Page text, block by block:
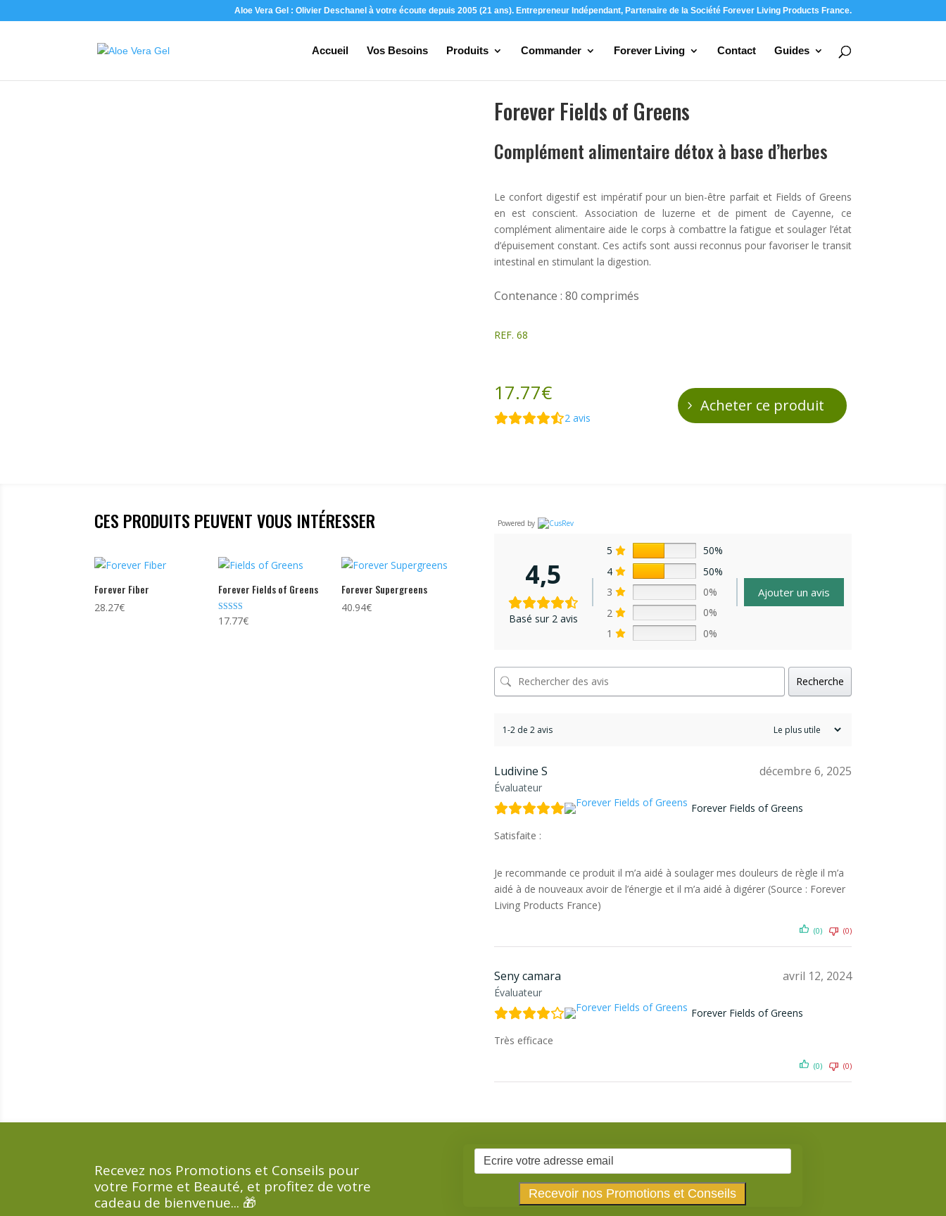
Aloe Vera Gel : Olivier Deschanel à votre écoute depuis 2005 (21 ans). Entrepreneur Indépendant, Partenaire de la Société Forever Living Products France.
Accueil Vos Besoins Produits Commander Forever Living Contact Guides
Forever Fields of Greens
Complément alimentaire détox à base d’herbes
Le confort digestif est impératif pour un bien-être parfait et Fields of Greens
en est conscient. Association de luzerne et de piment de Cayenne, ce
complément alimentaire aide le corps à combattre la fatigue et soulager l’état
d’épuisement constant. Ces actifs sont aussi reconnus pour favoriser le transit
intestinal en stimulant la digestion.
Contenance : 80 comprimés
REF. 68
17.77€
2avis
Acheter ce produit
CES PRODUITS PEUVENT VOUS INTÉRESSER
Forever Fiber
28.27€
Forever Fields of Greens
Note
4.50
17.77€
Forever Supergreens
40.94€
Powered by
4,5
Basé sur 2 avis
5
50%
4
50%
3
0%
2
0%
1
0%
Ajouter un avis
Recherche
1-2 de 2 avis
Ludivine S
Évaluateur
décembre 6, 2025
Forever Fields of Greens
Satisfaite :
Je recommande ce produit il m’a aidé à soulager mes douleurs de règle il m’a
aidé à de nouveaux avoir de l’énergie et il m’a aidé à digérer (Source : Forever
Living Products France)
(0) (0)
Seny camara
Évaluateur
avril 12, 2024
Forever Fields of Greens
Très efficace
(0) (0)
Recevez nos Promotions et Conseils pour
votre Forme et Beauté, et profitez de votre
cadeau de bienvenue... 🎁